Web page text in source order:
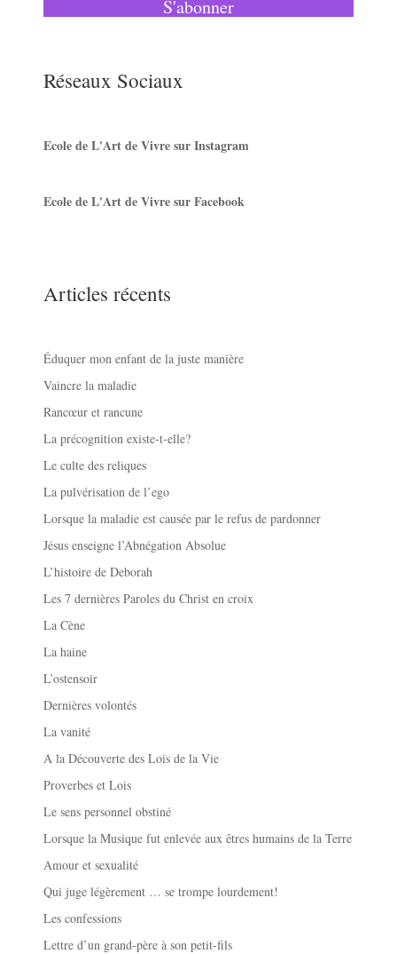
S'abonner
Réseaux Sociaux
Ecole de L'Art de Vivre sur Instagram
Ecole de L'Art de Vivre sur Facebook
Articles récents
Éduquer mon enfant de la juste manière
Vaincre la maladie
Rancœur et rancune
La précognition existe-t-elle?
Le culte des reliques
La pulvérisation de l’ego
Lorsque la maladie est causée par le refus de pardonner
Jésus enseigne l’Abnégation Absolue
L’histoire de Deborah
Les 7 dernières Paroles du Christ en croix
La Cène
La haine
L’ostensoir
Dernières volontés
La vanité
A la Découverte des Lois de la Vie
Proverbes et Lois
Le sens personnel obstiné
Lorsque la Musique fut enlevée aux êtres humains de la Terre
Amour et sexualité
Qui juge légèrement … se trompe lourdement!
Les confessions
Lettre d’un grand-père à son petit-fils